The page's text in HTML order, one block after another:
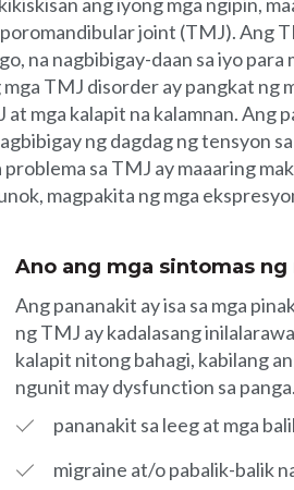
joint (TMJ). Ang
na nagbibigay-daan sa iyo
TMJ disorder ay pangkat ng
at mga kalapit na kalamnan. Ang
ng dagdag ng tensyon
problema sa TMJ ay maaaring
magpakita ng mga
Ano ang mga sintomas
Ang pananakit ay isa sa mga
ng TMJ ay kadalasang
kalapit nitong bahagi, kabilang
ngunit may dysfunction sa
pananakit sa leeg at mga
migraine at/o pabalik-balik